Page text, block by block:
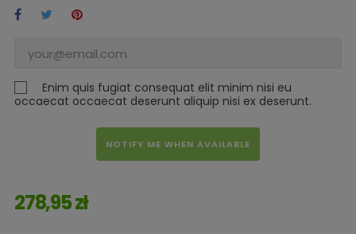
Enim quis fugiat consequat elit minim nisi eu
occaecat occaecat deserunt aliquip nisi ex deserunt.
NOTIFY ME WHEN AVAILABLE
278,95 zł